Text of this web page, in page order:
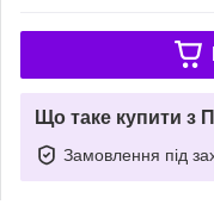
Що таке купити з
Замовлення під